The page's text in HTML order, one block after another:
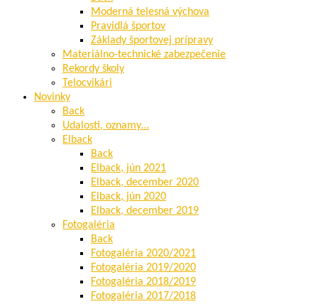
Moderná telesná výchova
Pravidlá športov
Základy športovej prípravy
Materiálno-technické zabezpečenie
Rekordy školy
Telocvikári
Novinky
Back
Udalosti, oznamy…
Elback
Back
Elback, jún 2021
Elback, december 2020
Elback, jún 2020
Elback, december 2019
Fotogaléria
Back
Fotogaléria 2020/2021
Fotogaléria 2019/2020
Fotogaléria 2018/2019
Fotogaléria 2017/2018